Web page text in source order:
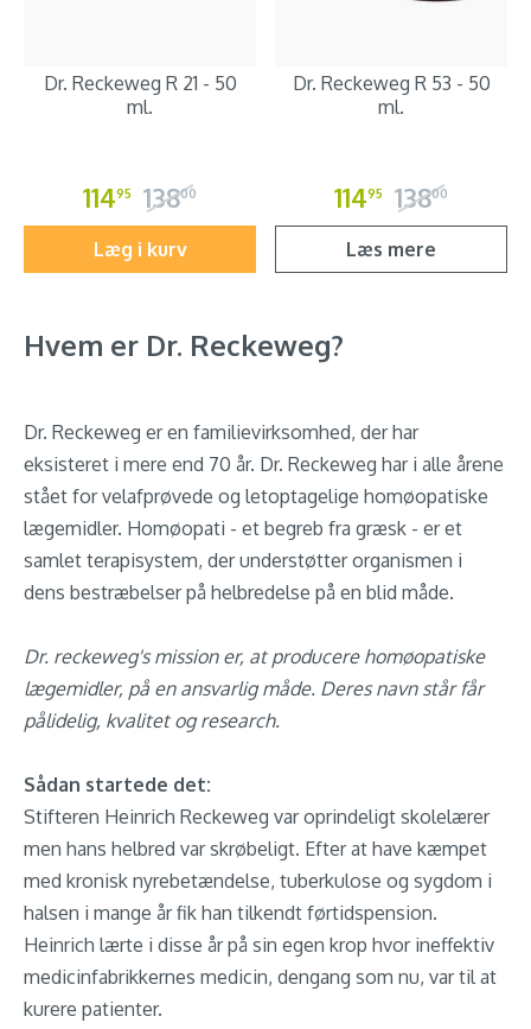
Dr. Reckeweg R 21 - 50
ml.
11495 13800
Læg i kurv
Dr. Reckeweg R 53 - 50
ml.
11495 13800
Læs mere
Hvem er Dr. Reckeweg?
Dr. Reckeweg er en familievirksomhed, der har
eksisteret i mere end 70 år. Dr. Reckeweg har i alle årene
stået for velafprøvede og letoptagelige homøopatiske
lægemidler. Homøopati - et begreb fra græsk - er et
samlet terapisystem, der understøtter organismen i
dens bestræbelser på helbredelse på en blid måde.
Dr. reckeweg's mission er, at producere homøopatiske
lægemidler, på en ansvarlig måde. Deres navn står får
pålidelig, kvalitet og research.
Sådan startede det:
Stifteren Heinrich Reckeweg var oprindeligt skolelærer
men hans helbred var skrøbeligt. Efter at have kæmpet
med kronisk nyrebetændelse, tuberkulose og sygdom i
halsen i mange år fik han tilkendt førtidspension.
Heinrich lærte i disse år på sin egen krop hvor ineffektiv
medicinfabrikkernes medicin, dengang som nu, var til at
kurere patienter.